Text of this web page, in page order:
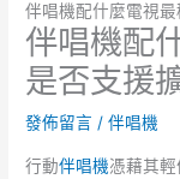
伴唱機配什麼電視
伴唱機配
是否支援
發佈留言 /伴唱機
行動伴唱機憑藉其